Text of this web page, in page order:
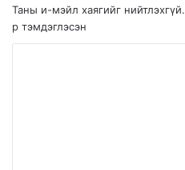
Таны и-мэйл хаягийг нийтлэхгүй.
р тэмдэглэсэн